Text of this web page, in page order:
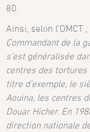
80.
Ainsi, selon l’OMCT ,
Commandant de la
s’est généralisée
centres des tortures
titre d’exemple, le
Aouina, les centres
Douar Hicher. En
direction nationale